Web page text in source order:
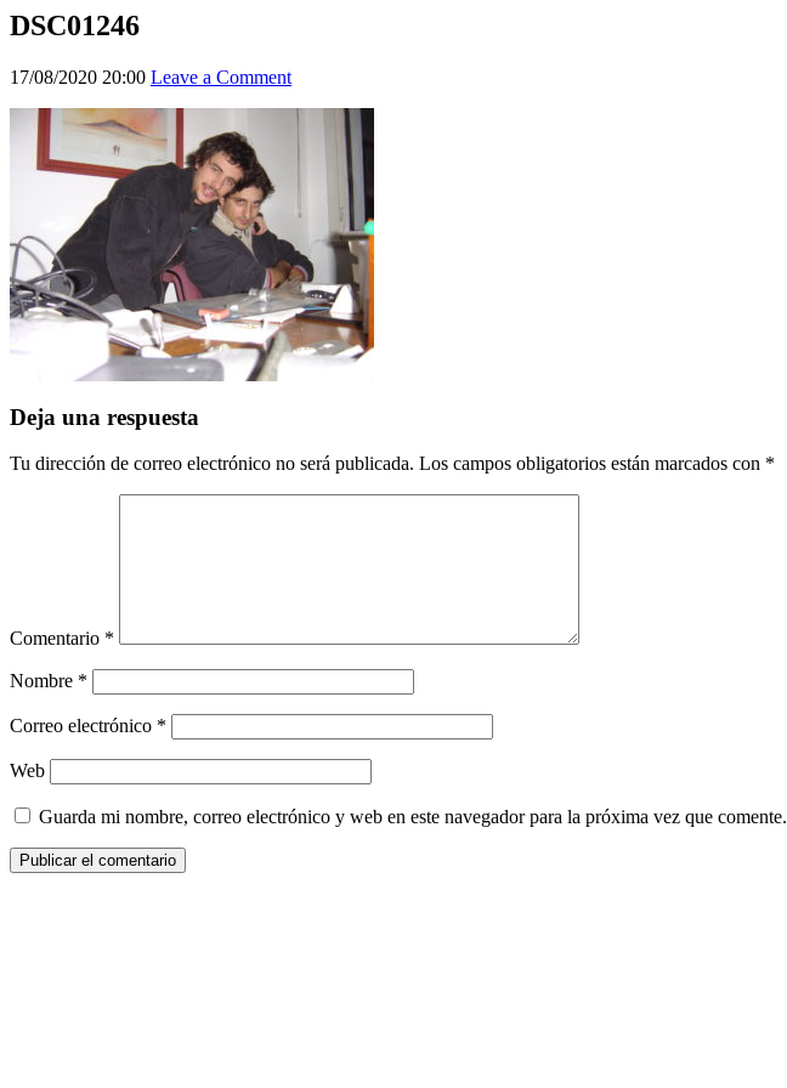
DSC01246
17/08/2020 20:00 Leave a Comment
Deja una respuesta
Tu dirección de correo electrónico no será publicada. Los campos obligatorios están marcados con *
Comentario *
Nombre *
Correo electrónico *
Web
Guarda mi nombre, correo electrónico y web en este navegador para la próxima vez que comente.